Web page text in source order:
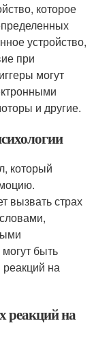
которое
устройство,
при
могут
и другие.
который
вызвать страх
быть
на
реакций на